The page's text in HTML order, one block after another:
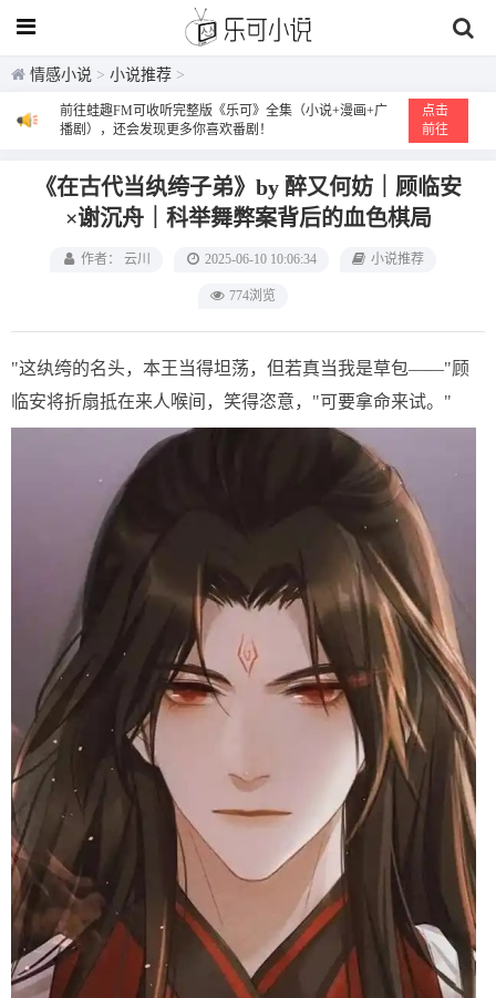
情感小说 > 小说推荐 >
前往蛙趣FM可收听完整版《乐可》全集（小说+漫画+广
播剧），还会发现更多你喜欢番剧！
点击
前往
《在古代当纨绔子弟》by 醉又何妨｜顾临安
×谢沉舟｜科举舞弊案背后的血色棋局
作者： 云川 2025-06-10 10:06:34 小说推荐
774浏览
"这纨绔的名头，本王当得坦荡，但若真当我是草包——"顾
临安将折扇抵在来人喉间，笑得恣意，"可要拿命来试。"